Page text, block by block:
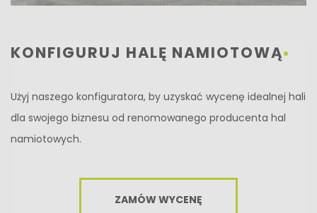
KONFIGURUJ HALĘ NAMIOTOWĄ
Użyj naszego konfiguratora, by uzyskać wycenę idealnej hali
dla swojego biznesu od renomowanego producenta hal
namiotowych.
ZAMÓW WYCENĘ